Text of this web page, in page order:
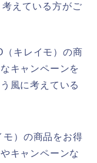
えている方がご
キレイモ）の商
キャンペーンを
風に考えている
モ）の商品をお得
キャンペーンな